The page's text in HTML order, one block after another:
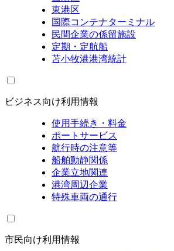
東港区
国際コンテナターミナル
民間企業の係留施設
定期・定航船
苫小牧港港湾統計
ビジネス向け利用情報
使用手続き・料金
ポートサービス
航行時の注意等
船舶動静関係
企業立地関連
港湾周辺企業
特殊車両の通行
市民向け利用情報